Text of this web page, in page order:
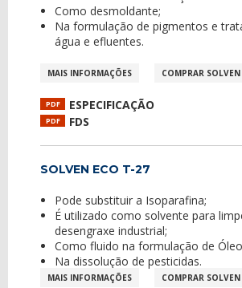
Como desmoldante;
Na formulação de pigmentos e
água e efluentes.
MAIS INFORMAÇÕES COMPRAR
PDF ESPECIFICAÇÃO
PDF FDS
SOLVEN ECO T-27
Pode substituir a Isoparafina;
É utilizado como solvente para
desengraxe industrial;
Como fluido na formulação de
Na dissolução de pesticidas.
MAIS INFORMAÇÕES COMPRAR